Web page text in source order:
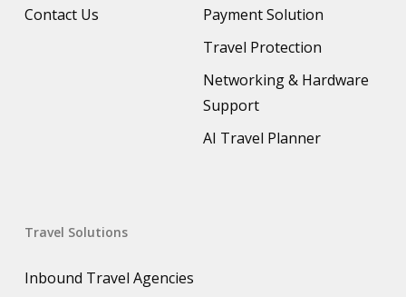
Contact Us
Payment Solution
Travel Protection
Networking & Hardware
Support
AI Travel Planner
Travel Solutions
Inbound Travel Agencies